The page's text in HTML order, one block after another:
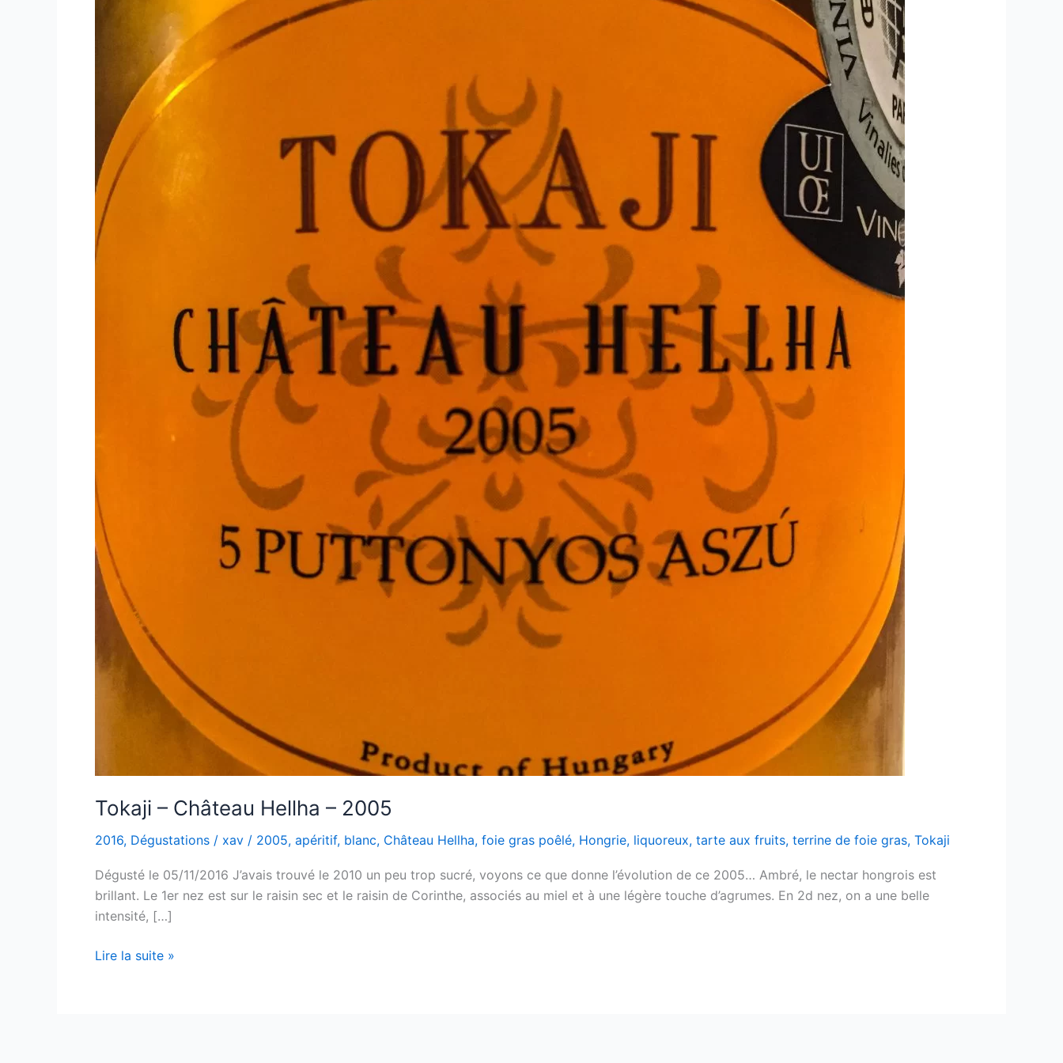
Tokaji – Château Hellha – 2005
2016, Dégustations / xav / 2005, apéritif, blanc, Château Hellha, foie gras poêlé, Hongrie, liquoreux, tarte aux fruits, terrine de foie gras, Tokaji
Dégusté le 05/11/2016 J’avais trouvé le 2010 un peu trop sucré, voyons ce que donne l’évolution de ce 2005… Ambré, le nectar hongrois est
brillant. Le 1er nez est sur le raisin sec et le raisin de Corinthe, associés au miel et à une légère touche d’agrumes. En 2d nez, on a une belle
intensité, […]
Tokaji
Lire la suite »